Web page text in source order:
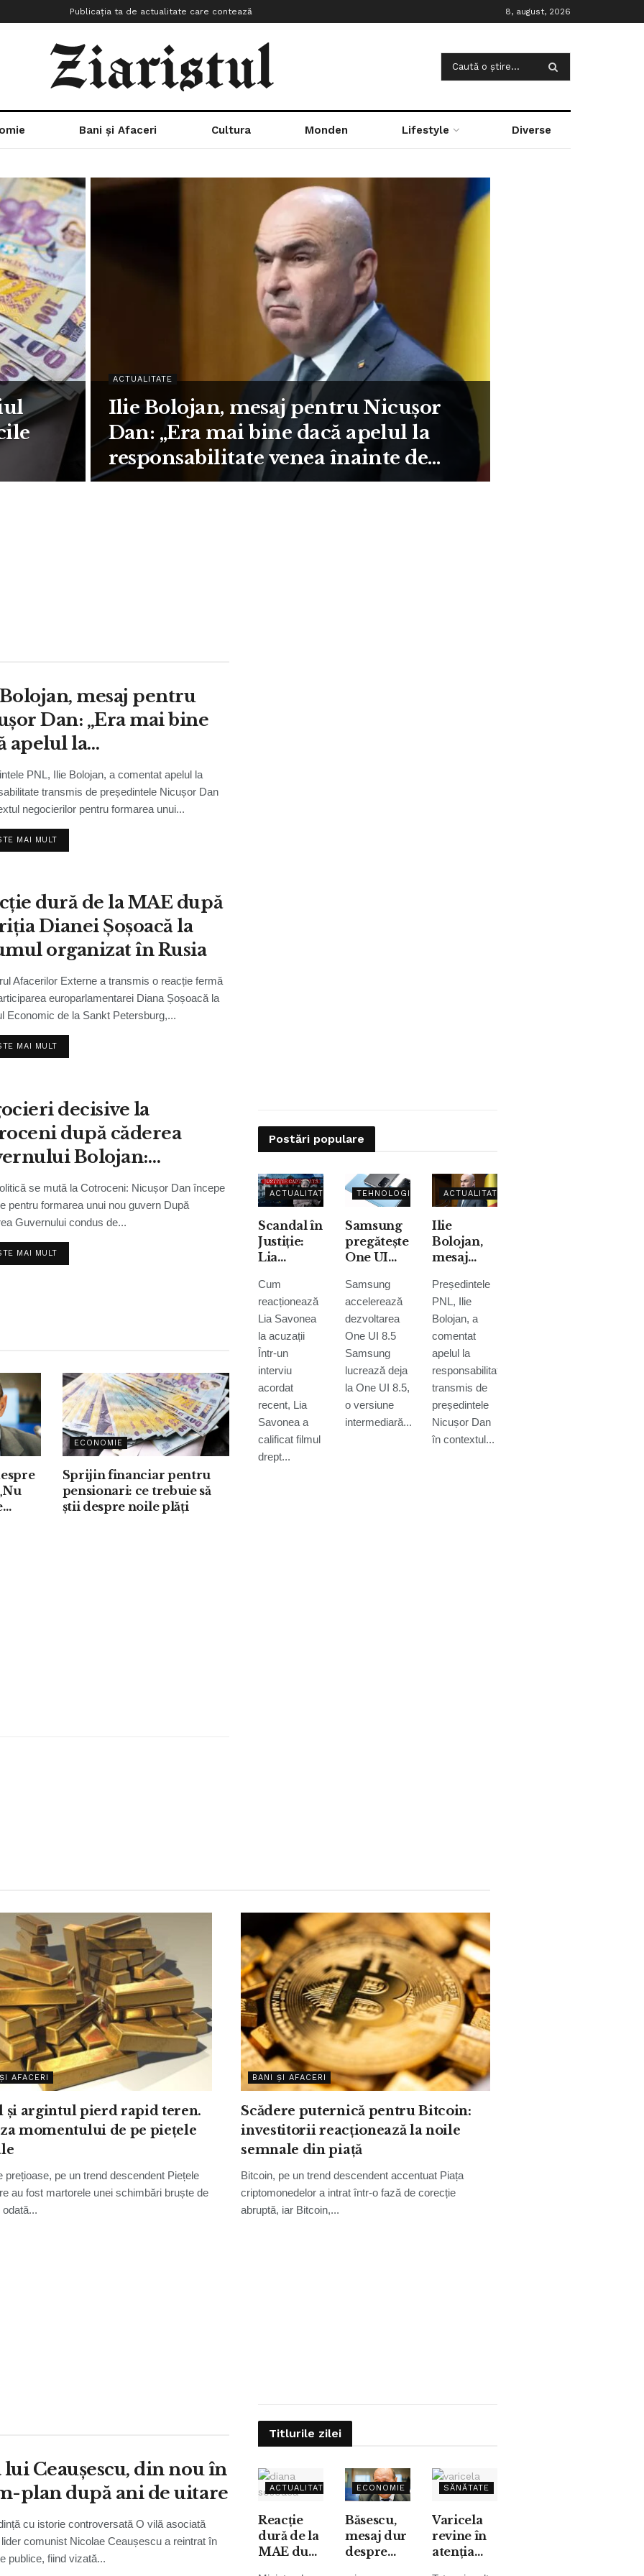
Publicația ta de actualitate care contează 8, august, 2026
Ziaristul
Bani și Afaceri Cultura Monden Lifestyle Diverse
ACTUALITATE
Ilie Bolojan, mesaj pentru Nicușor
Dan: „Era mai bine dacă apelul la
responsabilitate venea înainte de
moțiune”
mesaj pentru
Dan: „Era mai bine
apelul la
venea
de moțiune”
PNL, Ilie Bolojan, a comentat apelul la
transmis de președintele Nicușor Dan
negocierilor pentru formarea unui...
MAI MULT
dură de la MAE după
Dianei Șoșoacă la
organizat în Rusia
Afacerilor Externe a transmis o reacție fermă
europarlamentarei Diana Șoșoacă la
Economic de la Sankt Petersburg,...
MAI MULT
decisive la
după căderea
Bolojan:
își stabilesc
se mută la Cotroceni: Nicușor Dan începe
pentru formarea unui nou guvern După
Guvernului condus de...
MAI MULT
ECONOMIE
Sprijin financiar pentru
pensionari: ce trebuie să
știi despre noile plăți
Postări populare
ACTUALITATE
Scandal în
Justiție:
Lia
spune că
este ținta
unei
campanii
orchestrate
după
filmul
Recorder
Cum
reacționează
Lia Savonea
la acuzații
Într-un
interviu
acordat
recent, Lia
Savonea a
calificat filmul
drept...
TEHNOLOGIE
Samsung
pregătește
One UI
noutăți și
modele
compatibile
Samsung
accelerează
dezvoltarea
One UI 8.5
Samsung
lucrează deja
la One UI 8.5,
o versiune
intermediară...
ACTUALITATE
Ilie
Bolojan,
mesaj
Nicușor
Dan: „Era
mai bine
dacă
apelul la
responsabilitate
venea
înainte de
moțiune”
Președintele
PNL, Ilie
Bolojan, a
comentat
apelul la
responsabilitate
transmis de
președintele
Nicușor Dan
în contextul...
AFACERI
și argintul pierd rapid teren.
momentului de pe piețele
prețioase, pe un trend descendent Piețele
au fost martorele unei schimbări bruște de
BANI ȘI AFACERI
Scădere puternică pentru Bitcoin:
investitorii reacționează la noile
semnale din piață
Bitcoin, pe un trend descendent accentuat Piața
criptomonedelor a intrat într-o fază de corecție
abruptă, iar Bitcoin,...
Ceaușescu, din nou în
plan după ani de uitare
cu istorie controversată O vilă asociată
comunist Nicolae Ceaușescu a reintrat în
publice, fiind vizată...
Titlurile zilei
ACTUALITATE
Reacție
dură de la
MAE după
ECONOMIE
Băsescu,
mesaj dur
despre
SĂNĂTATE
Varicela
revine în
atenția